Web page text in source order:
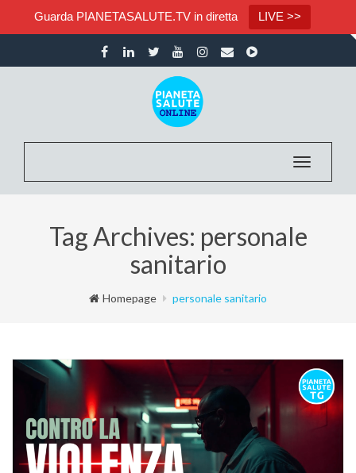
Guarda PIANETASALUTE.TV in diretta LIVE >>
Toggle
Tag Archives: personale
sanitario
Homepage personale sanitario